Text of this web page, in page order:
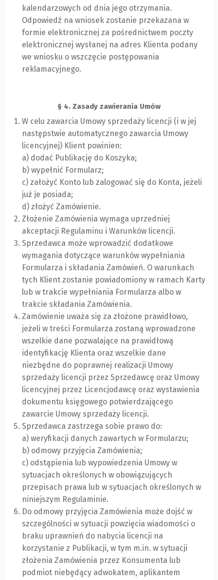
kalendarzowych od dnia jego otrzymania.
Odpowiedź na wniosek zostanie przekazana w
formie elektronicznej za pośrednictwem poczty
elektronicznej wysłanej na adres Klienta podany
we wniosku o wszczęcie postępowania
reklamacyjnego.
§ 4. Zasady zawierania Umów
W celu zawarcia Umowy sprzedaży licencji (i w jej
następstwie automatycznego zawarcia Umowy
licencyjnej) Klient powinien:
a) dodać Publikację do Koszyka;
b) wypełnić Formularz;
c) założyć Konto lub zalogować się do Konta, jeżeli
już je posiada;
d) złożyć Zamówienie.
Złożenie Zamówienia wymaga uprzedniej
akceptacji Regulaminu i Warunków licencji.
Sprzedawca może wprowadzić dodatkowe
wymagania dotyczące warunków wypełniania
Formularza i składania Zamówień. O warunkach
tych Klient zostanie powiadomiony w ramach Karty
lub w trakcie wypełniania Formularza albo w
trakcie składania Zamówienia.
Zamówienie uważa się za złożone prawidłowo,
jeżeli w treści Formularza zostaną wprowadzone
wszelkie dane pozwalające na prawidłową
identyfikację Klienta oraz wszelkie dane
niezbędne do poprawnej realizacji Umowy
sprzedaży licencji przez Sprzedawcę oraz Umowy
licencyjnej przez Licencjodawcę oraz wystawienia
dokumentu księgowego potwierdzającego
zawarcie Umowy sprzedaży licencji.
Sprzedawca zastrzega sobie prawo do:
a) weryfikacji danych zawartych w Formularzu;
b) odmowy przyjęcia Zamówienia;
c) odstąpienia lub wypowiedzenia Umowy w
sytuacjach określonych w obowiązujących
przepisach prawa lub w sytuacjach określonych w
niniejszym Regulaminie.
Do odmowy przyjęcia Zamówienia może dojść w
szczególności w sytuacji powzięcia wiadomości o
braku uprawnień do nabycia licencji na
korzystanie z Publikacji, w tym m.in. w sytuacji
złożenia Zamówienia przez Konsumenta lub
podmiot niebędący adwokatem, aplikantem